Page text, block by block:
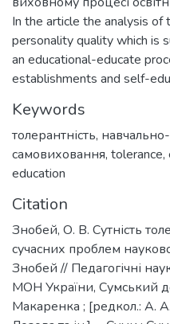
In the article the analysis
personality quality which is
an educational-educate
establishments and self-
Keywords
толерантність,
самовиховання, tolerance,
education
Citation
Знобей, О. В. Сутність
сучасних проблем
Знобей // Педагогічні
МОН України, Сумський
Макаренка ; [редкол.: А.